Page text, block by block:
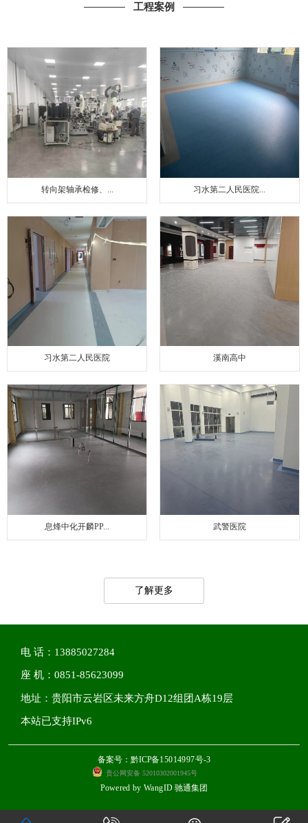
工程案例
转向架轴承检修、... 习水第二人民医院...
习水第二人民医院 溪南高中
息烽中化开麟PP... 武警医院
了解更多
电 话：13885027284
座 机：0851-85623099
地址：贵阳市云岩区未来方舟D12组团A栋19层
本站已支持IPv6
备案号：黔ICP备15014997号-3
贵公网安备 52010302001945号
Powered by WangID 驰通集团